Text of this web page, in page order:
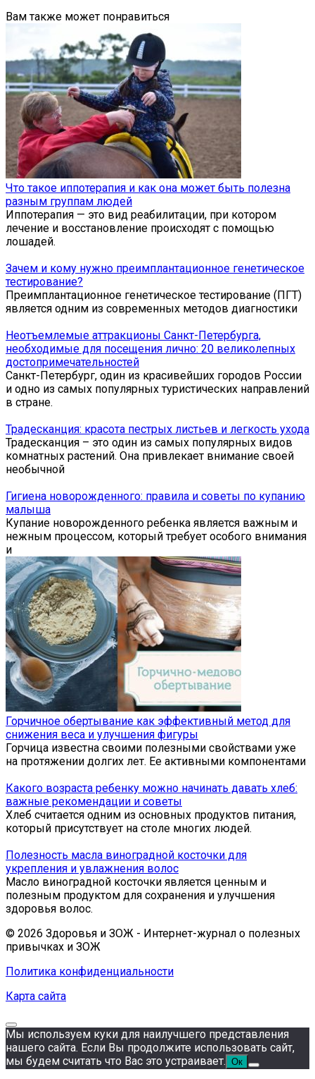
Вам также может понравиться
Что такое иппотерапия и как она может быть полезна
разным группам людей
Иппотерапия — это вид реабилитации, при котором
лечение и восстановление происходят с помощью
лошадей.
Зачем и кому нужно преимплантационное генетическое
тестирование?
Преимплантационное генетическое тестирование (ПГТ)
является одним из современных методов диагностики
Неотъемлемые аттракционы Санкт-Петербурга,
необходимые для посещения лично: 20 великолепных
достопримечательностей
Санкт-Петербург, один из красивейших городов России
и одно из самых популярных туристических направлений
в стране.
Традесканция: красота пестрых листьев и легкость ухода
Традесканция – это один из самых популярных видов
комнатных растений. Она привлекает внимание своей
необычной
Гигиена новорожденного: правила и советы по купанию
малыша
Купание новорожденного ребенка является важным и
нежным процессом, который требует особого внимания
и
Горчичное обертывание как эффективный метод для
снижения веса и улучшения фигуры
Горчица известна своими полезными свойствами уже
на протяжении долгих лет. Ее активными компонентами
Какого возраста ребенку можно начинать давать хлеб:
важные рекомендации и советы
Хлеб считается одним из основных продуктов питания,
который присутствует на столе многих людей.
Полезность масла виноградной косточки для
укрепления и увлажнения волос
Масло виноградной косточки является ценным и
полезным продуктом для сохранения и улучшения
здоровья волос.
© 2026 Здоровья и ЗОЖ - Интернет-журнал о полезных
привычках и ЗОЖ
Политика конфиденциальности
Карта сайта
Мы используем куки для наилучшего представления
нашего сайта. Если Вы продолжите использовать сайт,
мы будем считать что Вас это устраивает. Ок